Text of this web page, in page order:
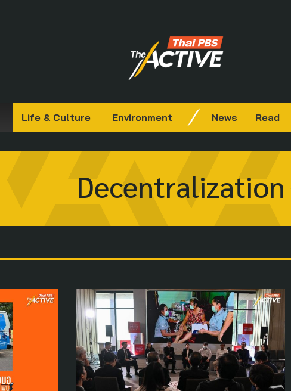
Life & Culture Environment News Read
Decentralization